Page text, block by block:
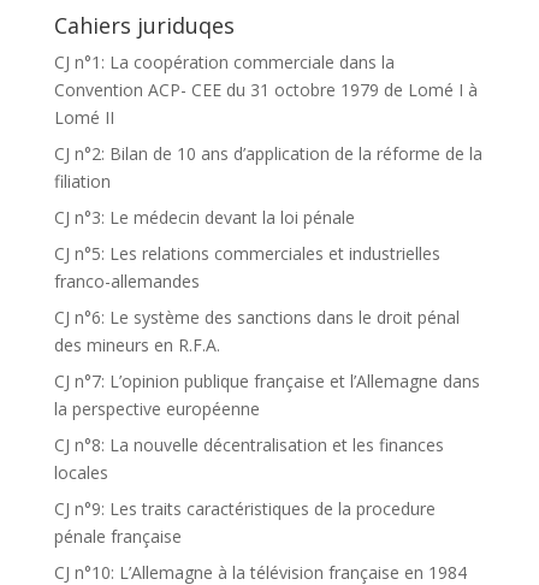
Cahiers juriduqes
CJ n°1: La coopération commerciale dans la
Convention ACP- CEE du 31 octobre 1979 de Lomé I à
Lomé II
CJ n°2: Bilan de 10 ans d’application de la réforme de la
filiation
CJ n°3: Le médecin devant la loi pénale
CJ n°5: Les relations commerciales et industrielles
franco-allemandes
CJ n°6: Le système des sanctions dans le droit pénal
des mineurs en R.F.A.
CJ n°7: L’opinion publique française et l’Allemagne dans
la perspective européenne
CJ n°8: La nouvelle décentralisation et les finances
locales
CJ n°9: Les traits caractéristiques de la procedure
pénale française
CJ n°10: L’Allemagne à la télévision française en 1984